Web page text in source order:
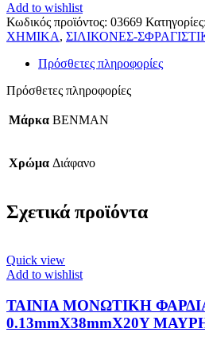
Add to wishlist
Κωδικός προϊόντος: 03669 Κατηγορίες:
ΧΗΜΙΚΑ, ΣΙΛΙΚΟΝΕΣ-
Πρόσθετες πληροφορίες
Πρόσθετες πληροφορίες
Μάρκα BENMAN
Χρώμα Διάφανο
Σχετικά προϊόντα
Quick view
Add to wishlist
ΤΑΙΝΙΑ ΜΟΝΩΤΙΚΗ
0.13mmX38mmX20Y